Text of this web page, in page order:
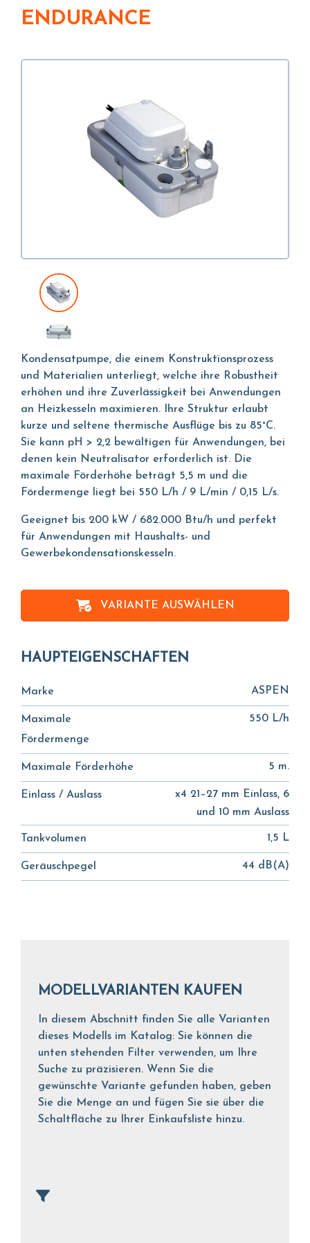
ENDURANCE
Kondensatpumpe, die einem Konstruktionsprozess
und Materialien unterliegt, welche ihre Robustheit
erhöhen und ihre Zuverlässigkeit bei Anwendungen
an Heizkesseln maximieren. Ihre Struktur erlaubt
kurze und seltene thermische Ausflüge bis zu 85°C.
Sie kann pH > 2,2 bewältigen für Anwendungen, bei
denen kein Neutralisator erforderlich ist. Die
maximale Förderhöhe beträgt 5,5 m und die
Fördermenge liegt bei 550 L/h / 9 L/min / 0,15 L/s.
Geeignet bis 200 kW / 682.000 Btu/h und perfekt
für Anwendungen mit Haushalts- und
Gewerbekondensationskesseln.
VARIANTE AUSWÄHLEN
HAUPTEIGENSCHAFTEN
Marke ASPEN
Maximale
Fördermenge
550 L/h
Maximale Förderhöhe 5 m.
Einlass / Auslass
x4 21–27 mm Einlass, 6
und 10 mm Auslass
Tankvolumen 1,5 L
Geräuschpegel 44 dB(A)
MODELLVARIANTEN KAUFEN
In diesem Abschnitt finden Sie alle Varianten
dieses Modells im Katalog: Sie können die
unten stehenden Filter verwenden, um Ihre
Suche zu präzisieren. Wenn Sie die
gewünschte Variante gefunden haben, geben
Sie die Menge an und fügen Sie sie über die
Schaltfläche zu Ihrer Einkaufsliste hinzu.